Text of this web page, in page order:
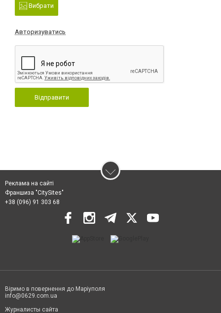
Вибрати
Авторизуватись
Відправити
Реклама на сайті
Франшиза "CitySites"
+38 (096) 91 303 68
Віримо в повернення до Маріуполя
info@0629.com.ua
Журналисты сайта